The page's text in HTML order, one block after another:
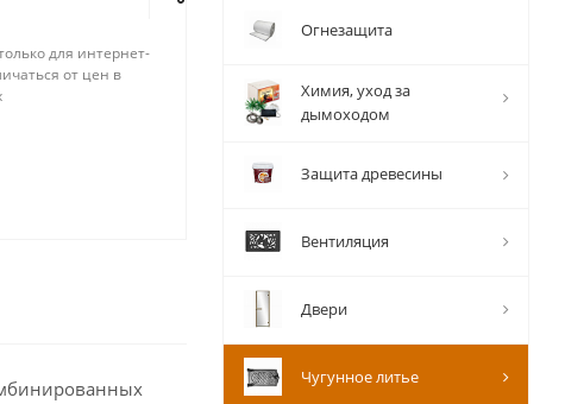
для интернет-
от цен в
Огнезащита
Химия, уход за
дымоходом
Защита древесины
Вентиляция
Двери
Чугунное литье